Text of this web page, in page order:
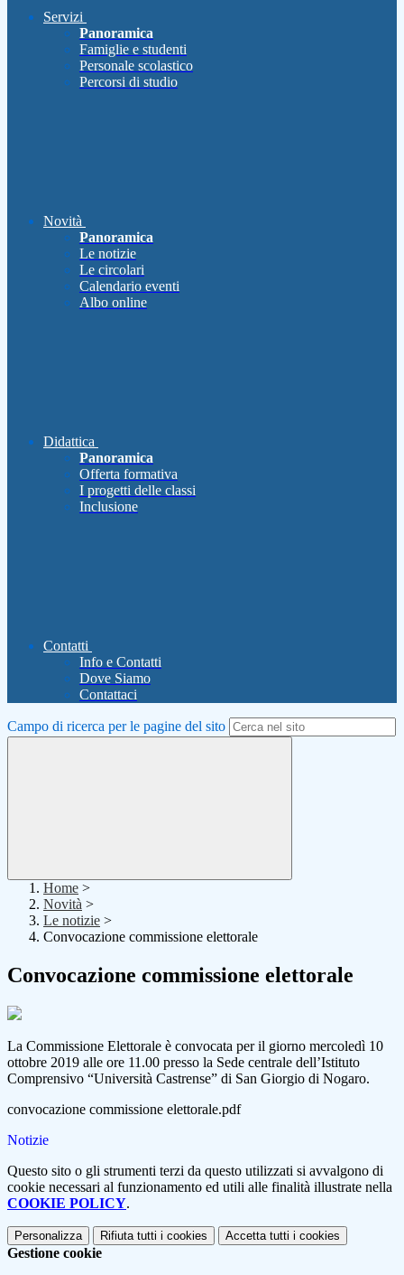
Servizi
Panoramica
Famiglie e studenti
Personale scolastico
Percorsi di studio
Novità
Panoramica
Le notizie
Le circolari
Calendario eventi
Albo online
Didattica
Panoramica
Offerta formativa
I progetti delle classi
Inclusione
Contatti
Info e Contatti
Dove Siamo
Contattaci
Campo di ricerca per le pagine del sito
Home >
Novità >
Le notizie >
Convocazione commissione elettorale
Convocazione commissione elettorale
La Commissione Elettorale è convocata per il giorno mercoledì 10
ottobre 2019 alle ore 11.00 presso la Sede centrale dell’Istituto
Comprensivo “Università Castrense” di San Giorgio di Nogaro.
convocazione commissione elettorale.pdf
Notizie
Questo sito o gli strumenti terzi da questo utilizzati si avvalgono di
cookie necessari al funzionamento ed utili alle finalità illustrate nella
COOKIE POLICY.
Personalizza Rifiuta tutti i cookies Accetta tutti i cookies
Gestione cookie